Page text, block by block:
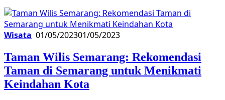
Wisata 01/05/202301/05/2023
Taman Wilis Semarang: Rekomendasi
Taman di Semarang untuk Menikmati
Keindahan Kota